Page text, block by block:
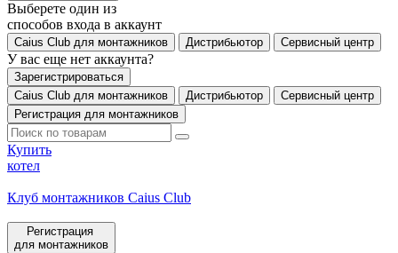
Выберете один из
способов входа в аккаунт
Caius Club для монтажников Дистрибьютор Сервисный центр
У вас еще нет аккаунта?
Зарегистрироваться
Caius Club для монтажников
Дистрибьютор
Сервисный центр
Регистрация для монтажников
Купить
котел
Клуб монтажников Caius Club
Регистрация
для монтажников